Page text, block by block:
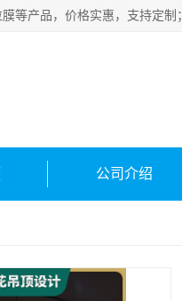
公司介绍